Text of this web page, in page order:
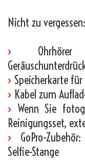
Nicht zu vergessen:
›
› Speicherkarte
› Kabel zum
› Wenn Sie
Reinigungsset,
› GoPro-
Selfie-Stange